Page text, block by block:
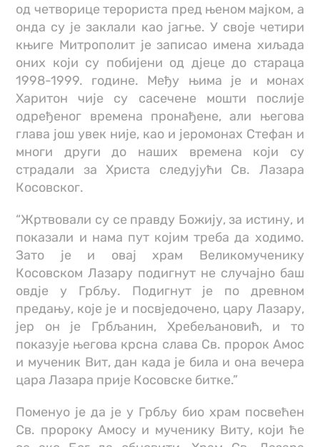
од четворице терориста пред њеном мајком, а
онда су је заклали као јагње. У своје четири
књиге Митрополит је записао имена хиљада
оних који су побијени од дјеце до стараца
1998-1999. године. Међу њима је и монах
Харитон чије су сасечене мошти послије
одређеног времена пронађене, али његова
глава још увек није, као и јеромонах Стефан и
многи други до наших времена који су
страдали за Христа следујући Св. Лазара
Косовског.
“Жртвовали су се правду Божију, за истину, и
показали и нама пут којим треба да ходимо.
Зато је и овај храм Великомученику
Косовском Лазару подигнут не случајно баш
овдје у Грбљу. Подигнут је по древном
предању, које је и посвједочено, цару Лазару,
јер он је Грбљанин, Хребељановић, и то
показује његова крсна слава Св. пророк Амос
и мученик Вит, дан када је била и она вечера
цара Лазара прије Косовске битке.”
Поменуо је да је у Грбљу био храм посвећен
Св. пророку Амосу и мученику Виту, који ће